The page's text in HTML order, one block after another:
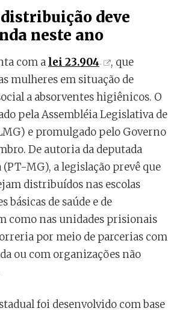
deve
neste ano
com a lei 23.904
, que
mulheres em situação de
a absorventes higiênicos. O
pela Assembléia Legislativa de
e promulgado pelo Governo
De autoria da deputada
MG), a legislação prevê que
distribuídos nas escolas
básicas de saúde e de
como nas unidades prisionais
por meio de parcerias com
ou com organizações não
foi desenvolvido com base